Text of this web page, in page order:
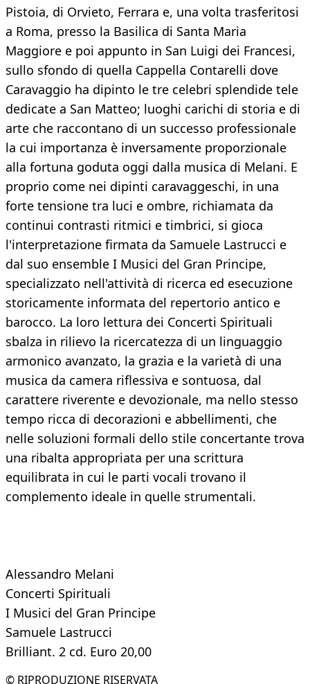
Pistoia, di Orvieto, Ferrara e, una volta trasferitosi
a Roma, presso la Basilica di Santa Maria
Maggiore e poi appunto in San Luigi dei Francesi,
sullo sfondo di quella Cappella Contarelli dove
Caravaggio ha dipinto le tre celebri splendide tele
dedicate a San Matteo; luoghi carichi di storia e di
arte che raccontano di un successo professionale
la cui importanza è inversamente proporzionale
alla fortuna goduta oggi dalla musica di Melani. E
proprio come nei dipinti caravaggeschi, in una
forte tensione tra luci e ombre, richiamata da
continui contrasti ritmici e timbrici, si gioca
l'interpretazione firmata da Samuele Lastrucci e
dal suo ensemble I Musici del Gran Principe,
specializzato nell'attività di ricerca ed esecuzione
storicamente informata del repertorio antico e
barocco. La loro lettura dei Concerti Spirituali
sbalza in rilievo la ricercatezza di un linguaggio
armonico avanzato, la grazia e la varietà di una
musica da camera riflessiva e sontuosa, dal
carattere riverente e devozionale, ma nello stesso
tempo ricca di decorazioni e abbellimenti, che
nelle soluzioni formali dello stile concertante trova
una ribalta appropriata per una scrittura
equilibrata in cui le parti vocali trovano il
complemento ideale in quelle strumentali.
Alessandro Melani
Concerti Spirituali
I Musici del Gran Principe
Samuele Lastrucci
Brilliant. 2 cd. Euro 20,00
© RIPRODUZIONE RISERVATA